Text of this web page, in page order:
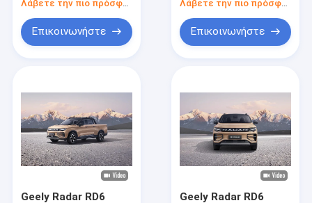
Λάβετε την πιο πρόσφατη τιμή
Επικοινωνήστε Επικοινωνήστε
Geely Radar RD6
Geely Radar RD6